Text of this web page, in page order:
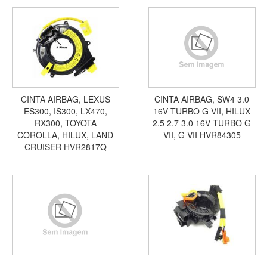
CINTA AIRBAG, LEXUS
ES300, IS300, LX470,
RX300, TOYOTA
COROLLA, HILUX, LAND
CRUISER HVR2817Q
CINTA AIRBAG, SW4 3.0
16V TURBO G VII, HILUX
2.5 2.7 3.0 16V TURBO G
VII, G VII HVR84305